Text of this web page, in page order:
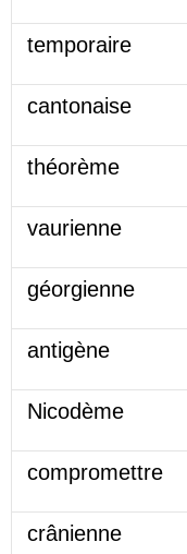
temporaire
cantonaise
théorème
vaurienne
géorgienne
antigène
Nicodème
compromettre
crânienne